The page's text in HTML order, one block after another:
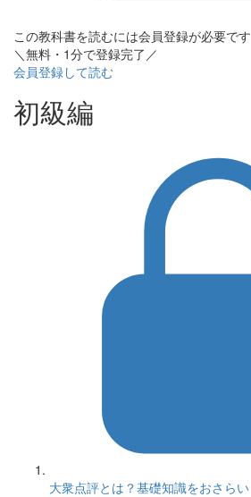
この教科書を読むには会員登録が必要です
＼無料・1分で登録完了／
会員登録して読む
初級編
大衆点評とは？基礎知識をおさらい